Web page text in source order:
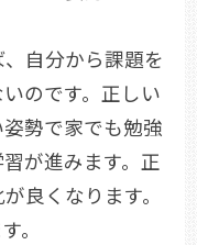
自分から課題を
のです。正しい
勢で家でも勉強
が進みます。正
良くなります。
。